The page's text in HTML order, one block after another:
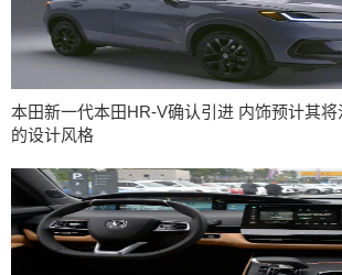
本田新一代本田HR-V确认引进 内饰预计其
的设计风格